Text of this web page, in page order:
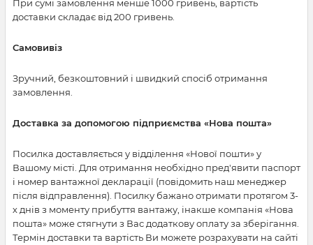
При сумі замовлення менше 1000 гривень, вартість
доставки складає від 200 гривень.
Самовивіз
Зручний, безкоштовний і швидкий спосіб отримання
замовлення.
Доставка за допомогою підприємства «Нова пошта»
Посилка доставляється у відділення «Нової пошти» у
Вашому місті. Для отримання необхідно пред'явити паспорт
і номер вантажної декларації (повідомить наш менеджер
після відправлення). Посилку бажано отримати протягом 3-
х днів з моменту прибуття вантажу, інакше компанія «Нова
пошта» може стягнути з Вас додаткову оплату за зберігання.
Термін доставки та вартість Ви можете розрахувати на сайті